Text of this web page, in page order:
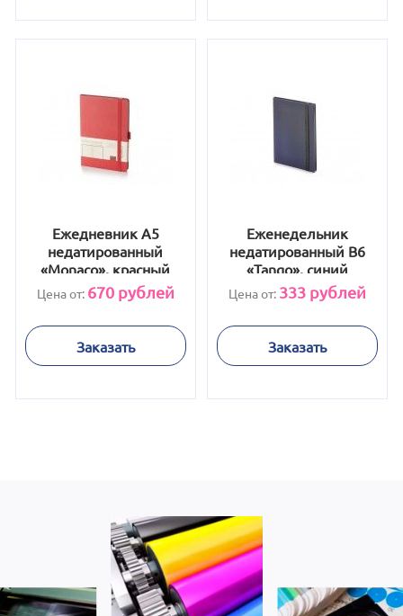
Ежедневник А5
недатированный
«Monaco», красный
Цена от: 670рублей
Заказать
Еженедельник
недатированный В6
«Tango», синий
Цена от: 333 рублей
Заказать